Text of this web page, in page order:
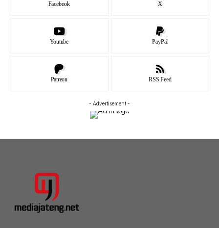
Facebook X
Youtube PayPal
Patreon RSS Feed
- Advertisement -